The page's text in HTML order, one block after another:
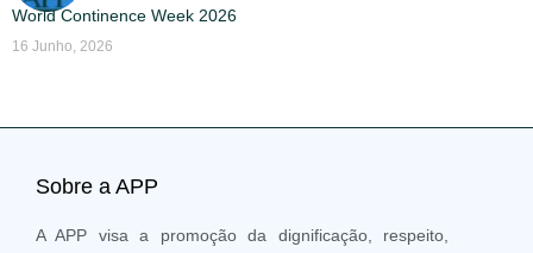
World Continence Week 2026
16 Junho, 2026
Sobre a APP
A APP visa a promoção da dignificação, respeito,